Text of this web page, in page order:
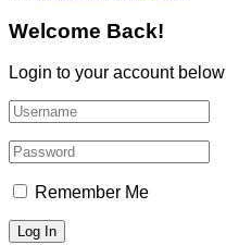
Welcome Back!
Login to your account below
Remember Me